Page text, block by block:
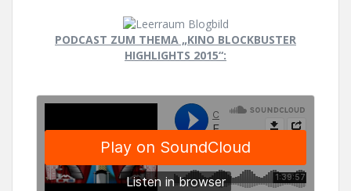
PODCAST ZUM THEMA „KINO BLOCKBUSTER
HIGHLIGHTS 2015“: